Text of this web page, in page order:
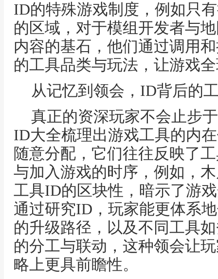
ID的特殊游戏制度，例如只
的区域，对于模组开发者与
内容的基石，他们通过调用
的工具品类与玩法，让游戏
从记忆到领会，ID背后的
真正的资深玩家不会止步
ID大全梳理出游戏工具的内
随意分配，它们往往反映了
与加入游戏的时序，例如，
工具ID的区块性，暗示了游
通过研究ID，玩家能更体系
的升级路径，以及不同工具
的分工与联动，这种领会让
略上更具前瞻性。